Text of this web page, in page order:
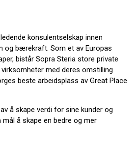
konsulentselskap innen
og bærekraft. Som et av Europas
bistår Sopra Steria store private
med deres omstilling.
beste arbeidsplass av Great Place
å skape verdi for sine kunder og
å skape en bedre og mer